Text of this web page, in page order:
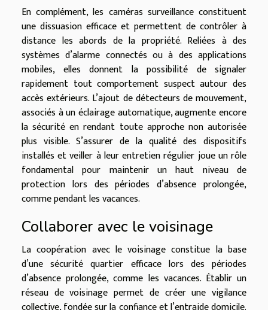
En complément, les caméras surveillance constituent
une dissuasion efficace et permettent de contrôler à
distance les abords de la propriété. Reliées à des
systèmes d’alarme connectés ou à des applications
mobiles, elles donnent la possibilité de signaler
rapidement tout comportement suspect autour des
accès extérieurs. L’ajout de détecteurs de mouvement,
associés à un éclairage automatique, augmente encore
la sécurité en rendant toute approche non autorisée
plus visible. S’assurer de la qualité des dispositifs
installés et veiller à leur entretien régulier joue un rôle
fondamental pour maintenir un haut niveau de
protection lors des périodes d’absence prolongée,
comme pendant les vacances.
Collaborer avec le voisinage
La coopération avec le voisinage constitue la base
d’une sécurité quartier efficace lors des périodes
d’absence prolongée, comme les vacances. Établir un
réseau de voisinage permet de créer une vigilance